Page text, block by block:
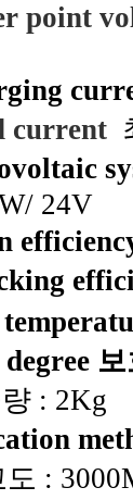
point
current
24V
: 2Kg
도 :